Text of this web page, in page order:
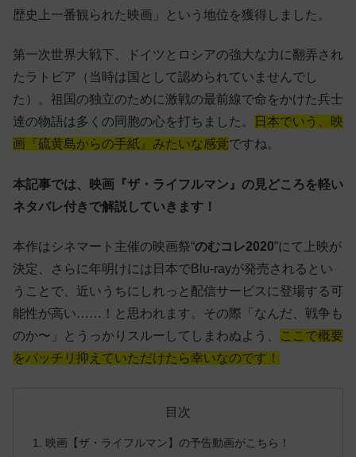
歴史上一番観られた映画」という地位を獲得しました。
第一次世界大戦下、ドイツとロシアの強大な力に翻弄され
たラトビア（当時は国として認められていませんでし
た）。祖国の独立のために激戦の最前線で命をかけた兵士
達の物語は多くの同胞の心を打ちました。
日本でいう、映
画『硫黄島からの手紙』みたいな感覚ですね。
本記事では、映画『ザ・ライフルマン 』の見どころを軽い
ネタバレ付きで解説していきます！
本作はシネマート主催の映画祭“のむコレ2020”にて上映が
決定、さらに年明けには日本でBlu-rayが発売されるとい
うことで、近いうちにしれっと配信サービスに登場する可
能性が高い……！と思われます。その際「なんだ、戦争も
のか〜」とうっかりスルーしてしまわぬよう、
ここで概要
をバッチリ抑えていただけたら幸いなのです！
目次
映画【ザ・ライフルマン】の予告動画がこちら！